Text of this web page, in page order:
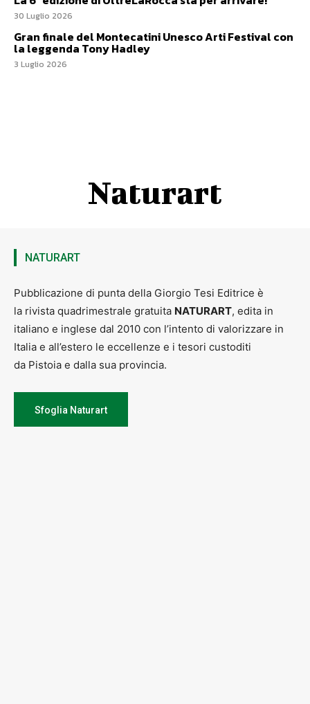
30 Luglio 2026
Gran finale del Montecatini Unesco Arti Festival con
la leggenda Tony Hadley
3 Luglio 2026
Naturart
NATURART
Pubblicazione di punta della Giorgio Tesi Editrice è
la rivista quadrimestrale gratuita NATURART, edita in
italiano e inglese dal 2010 con l’intento di valorizzare in
Italia e all’estero le eccellenze e i tesori custoditi
da Pistoia e dalla sua provincia.
Sfoglia Naturart